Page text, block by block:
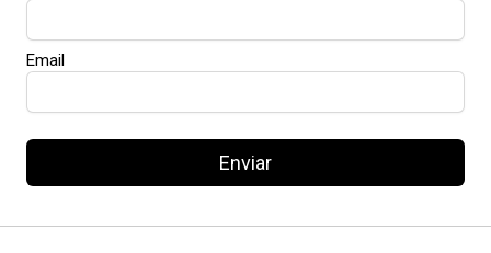
Email
Enviar